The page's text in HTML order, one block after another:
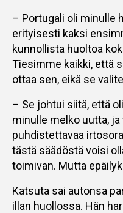
– Portugali oli minulle
erityisesti kaksi
kunnollista huoltoa
Tiesimme kaikki, että
ottaa sen, eikä se
– Se johtui siitä, että
minulle melko uutta, ja
puhdistettavaa
tästä säädöstä voisi
toimivan. Mutta
Katsuta sai autonsa
illan huollossa. Hän